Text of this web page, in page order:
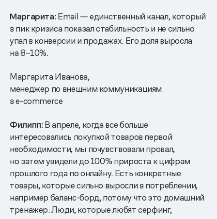
Маргарита: Email — единственный канал, который
в пик кризиса показал стабильность и не сильно
упал в конверсии и продажах. Его доля выросла
на 8–10%.
Маргарита Иванова,
менеджер по внешним коммуникациям
в e-commerce
Филипп: В апреле, когда все больше
интересовались покупкой товаров первой
необходимости, мы почувствовали провал,
но затем увидели до 100% прироста к цифрам
прошлого года по онлайну. Есть конкретные
товары, которые сильно выросли в потреблении,
например баланс-борд, потому что это домашний
тренажер. Люди, которые любят серфинг,